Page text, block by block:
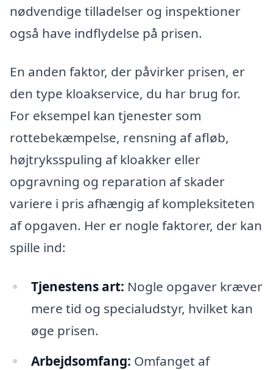
nødvendige tilladelser og inspektioner
også have indflydelse på prisen.
En anden faktor, der påvirker prisen, er
den type kloakservice, du har brug for.
For eksempel kan tjenester som
rottebekæmpelse, rensning af afløb,
højtryksspuling af kloakker eller
opgravning og reparation af skader
variere i pris afhængig af kompleksiteten
af opgaven. Her er nogle faktorer, der kan
spille ind:
Tjenestens art: Nogle opgaver kræver
mere tid og specialudstyr, hvilket kan
øge prisen.
Arbejdsomfang: Omfanget af